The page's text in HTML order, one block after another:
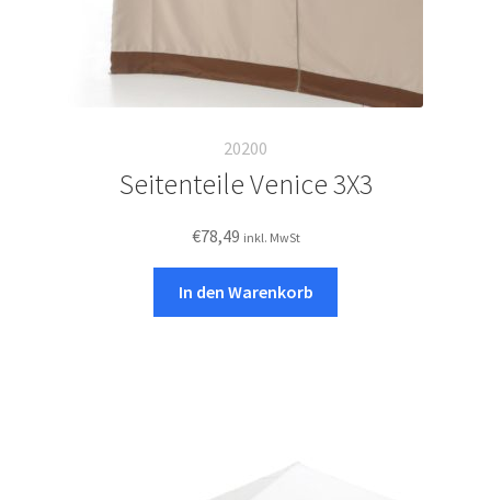
20200
Seitenteile Venice 3X3
€78,49 inkl. MwSt
In den Warenkorb